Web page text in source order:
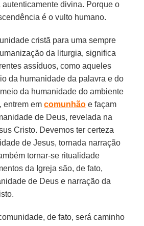
autenticamente divina. Porque o
é o vulto humano.
cristã para uma sempre
da liturgia, significa
assíduos, como aqueles
da humanidade da palavra e do
da humanidade do ambiente
entrem emcomunhão e façam
de Deus, revelada na
Cristo. Devemos ter certeza
de Jesus, tornada narração
tornar-se ritualidade
da Igreja são, de fato,
de Deus e narração da
de fato, será caminho